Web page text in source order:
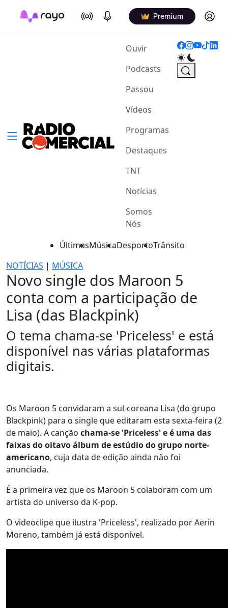
On Air Podcasts Premium Log in
Ouvir(current)
Podcasts
Passou
Vídeos
Programas
Destaques
TNT
Notícias
Somos
Nós
ÚltimasMúsicaDesportoTrânsito
NOTÍCIAS | MÚSICA
Novo single dos Maroon 5
conta com a participação de
Lisa (das Blackpink)
O tema chama-se 'Priceless' e está
disponível nas várias plataformas
digitais.
Os Maroon 5 convidaram a sul-coreana Lisa (do grupo
Blackpink) para o single que editaram esta sexta-feira (2
de maio). A canção chama-se 'Priceless' e é uma das
faixas do oitavo álbum de estúdio do grupo norte-
americano, cuja data de edição ainda não foi
anunciada.
É a primeira vez que os Maroon 5 colaboram com um
artista do universo da K-pop.
O videoclipe que ilustra 'Priceless', realizado por Aerin
Moreno, também já está disponível.